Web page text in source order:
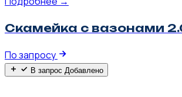
Скамейка с вазонами
По запросу
В запрос Добавлено